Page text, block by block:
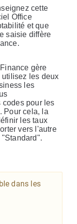
cette
Office
et que
saisie diffère
gère
utilisez les deux
les
codes pour les
Pour cela, la
les taux
vers l'autre
dans les